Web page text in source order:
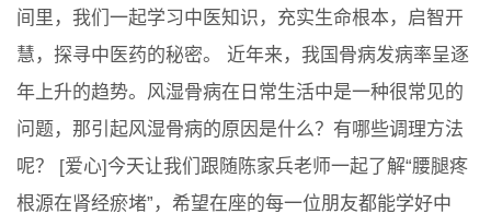
间里，我们一起学习中医知识，充实生命根本，启智开
慧，探寻中医药的秘密。 近年来，我国骨病发病率呈逐
年上升的趋势。风湿骨病在日常生活中是一种很常见的
问题，那引起风湿骨病的原因是什么？有哪些调理方法
呢？ [爱心]今天让我们跟随陈家兵老师一起了解“腰腿疼
根源在肾经瘀堵”，希望在座的每一位朋友都能学好中